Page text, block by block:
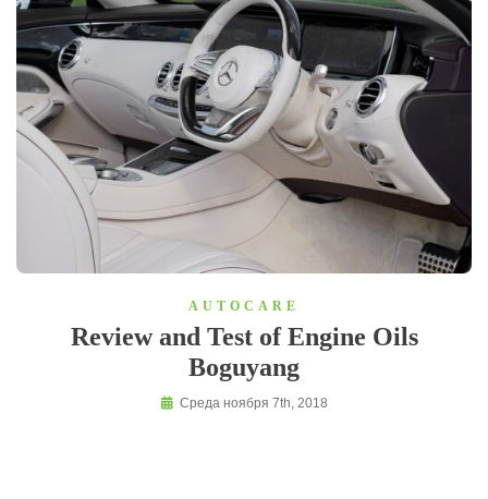
AUTOCARE
Review and Test of Engine Oils
Boguyang
Среда ноября 7th, 2018